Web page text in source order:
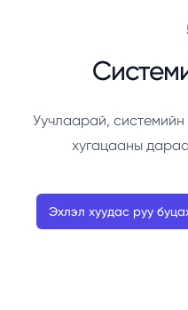
Уучлаарай, системийн
хугацааны
Эхлэл хуудас руу